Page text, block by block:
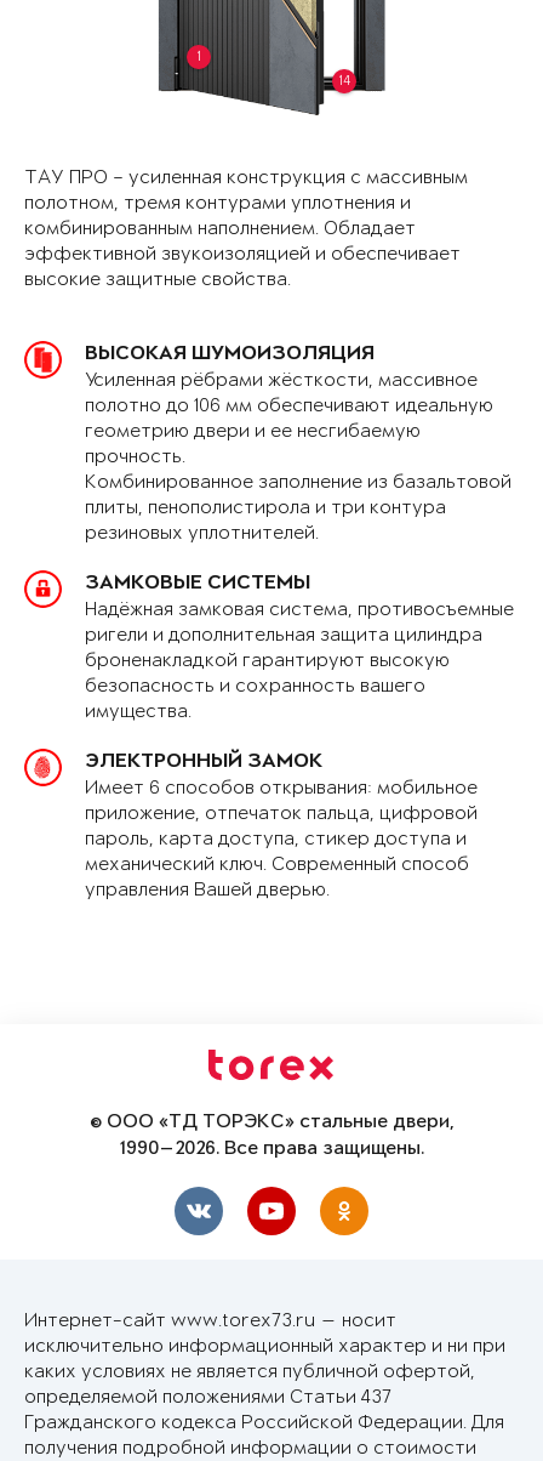
1
14
ТАУ ПРО – усиленная конструкция с массивным
полотном, тремя контурами уплотнения и
комбинированным наполнением. Обладает
эффективной звукоизоляцией и обеспечивает
высокие защитные свойства.
ВЫСОКАЯ ШУМОИЗОЛЯЦИЯ
Усиленная рёбрами жёсткости, массивное
полотно до 106 мм обеспечивают идеальную
геометрию двери и ее несгибаемую
прочность.
Комбинированное заполнение из базальтовой
плиты, пенополистирола и три контура
резиновых уплотнителей.
ЗАМКОВЫЕ СИСТЕМЫ
Надёжная замковая система, противосъемные
ригели и дополнительная защита цилиндра
броненакладкой гарантируют высокую
безопасность и сохранность вашего
имущества.
ЭЛЕКТРОННЫЙ ЗАМОК
Имеет 6 способов открывания: мобильное
приложение, отпечаток пальца, цифровой
пароль, карта доступа, стикер доступа и
механический ключ. Современный способ
управления Вашей дверью.
© ООО «ТД ТОРЭКС» стальные двери,
1990—2026. Все права защищены.
Интернет-сайт www.torex73.ru — носит
исключительно информационный характер и ни при
каких условиях не является публичной офертой,
определяемой положениями Статьи 437
Гражданского кодекса Российской Федерации. Для
получения подробной информации о стоимости